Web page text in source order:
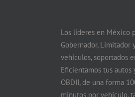
Los líderes en México
Gobernador, Limitador
vehículos, soportados
Eficientamos tus
OBDII, de una forma
minutos por vehículo,